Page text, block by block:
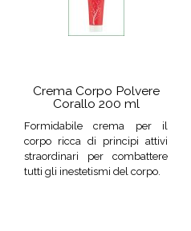
Crema Corpo Polvere
Corallo 200 ml
Formidabile crema per il
corpo ricca di principi attivi
straordinari per combattere
tutti gli inestetismi del corpo.